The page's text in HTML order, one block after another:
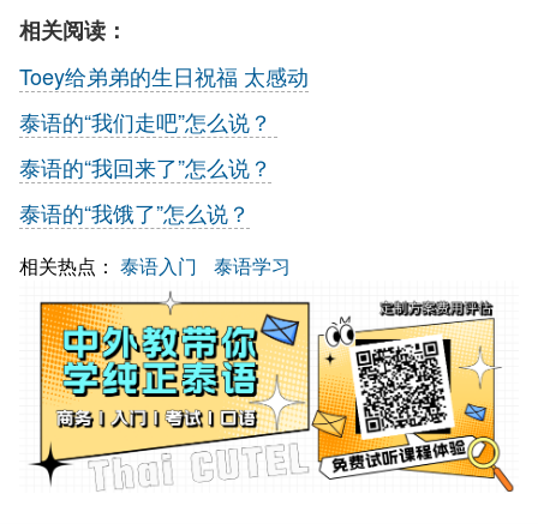
相关阅读：
Toey给弟弟的生日祝福 太感动
泰语的“我们走吧”怎么说？
泰语的“我回来了”怎么说？
泰语的“我饿了”怎么说？
相关热点： 泰语入门 泰语学习